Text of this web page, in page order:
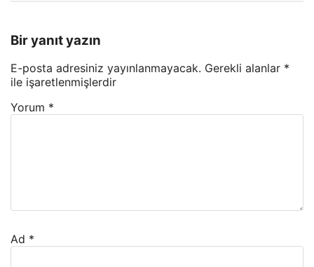
Bir yanıt yazın
E-posta adresiniz yayınlanmayacak. Gerekli alanlar *
ile işaretlenmişlerdir
Yorum *
Ad *